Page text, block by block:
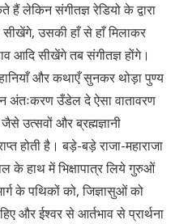
लेकिन संगीतज्ञ रेडियो के द्वारा
उसकी हाँ से हाँ मिलाकर
आदि सीखेंगे तब संगीतज्ञ होंगे।
और कथाएँ सुनकर थोड़ा पुण्य
अंतःकरण उँडेल दे ऐसा वातावरण
जैसे उत्सवों और ब्रह्मज्ञानी
होती है। बड़े-बड़े राजा-महाराजा
के हाथ में भिक्षापात्र लिये गुरुओं
के पथिकों को, जिज्ञासुओं को
और ईश्वर से आर्तभाव से प्रार्थना